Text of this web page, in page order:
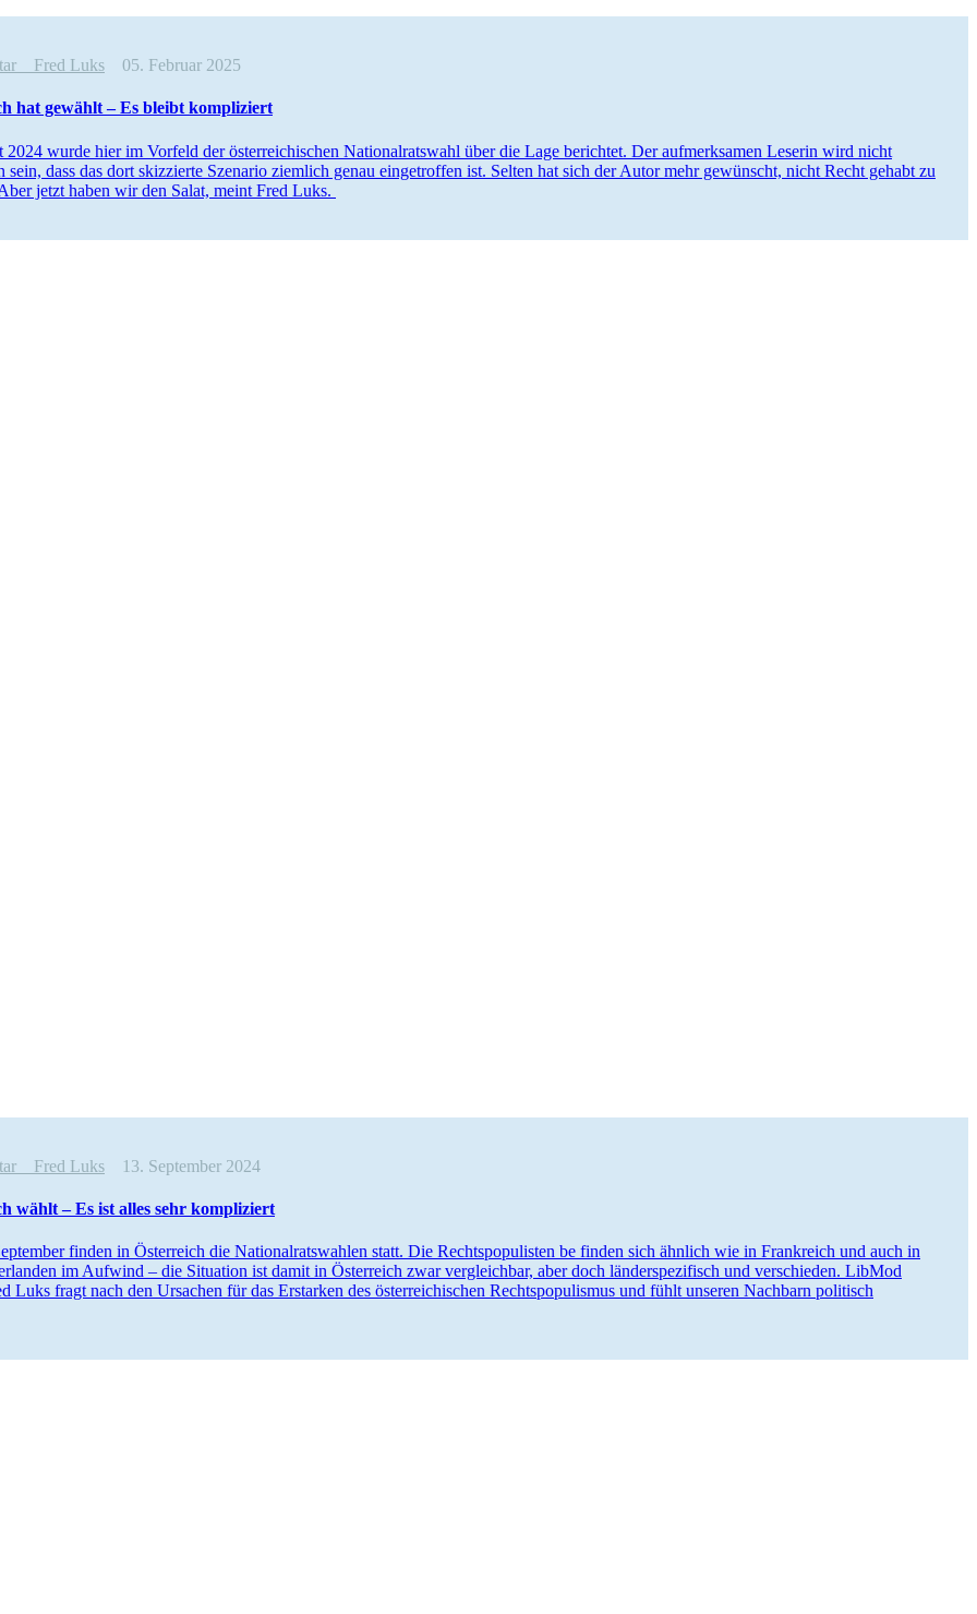
Fred Luks 05. Februar 2025
hat gewählt – Es bleibt kompliziert
2024 wurde hier im Vorfeld der öster­rei­chi­schen Natio­nal­ratswahl über die Lage berichtet. Der aufmerk­samen Leserin wird nicht
sein, dass das dort skizzierte Szenario ziemlich genau einge­troffen ist. Selten hat sich der Autor mehr gewünscht, nicht Recht gehabt zu
jetzt haben wir den Salat, meint Fred Luks.
Fred Luks 13. September 2024
wählt – Es ist alles sehr kompliziert
finden in Öster­reich die Natio­nal­rats­wahlen statt. Die Rechts­po­pu­listen be finden sich ähnlich wie in Frank­reich und auch in
im Aufwind – die Situation ist damit in Öster­reich zwar vergleichbar, aber doch länder­spe­zi­fisch und verschieden. LibMod
Luks fragt nach den Ursachen für das Erstarken des öster­rei­chi­schen Rechts­po­pu­lismus und fühlt unseren Nachbarn politisch